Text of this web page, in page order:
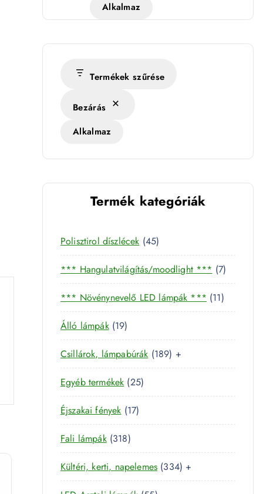
Alkalmaz
Termékek szűrése
Bezárás
Alkalmaz
Termék kategóriák
Polisztirol díszlécek 454
5
t
e
r
k
*** Hangulatvilágítás/moodlight *** 77
t
e
r
*** Növénynevelő LED lámpák *** 111
1
e
Álló lámpák 191
9
t
e
r
m
é
k
Csillárok, lámpabúrák 1891
8
t
é
k
+
Egyéb termékek 252
5
e
Éjszakai fények 171
7
e
r
m
Fali lámpák 3183
1
8
t
Kültéri, kerti, napelemes 3343
3
+